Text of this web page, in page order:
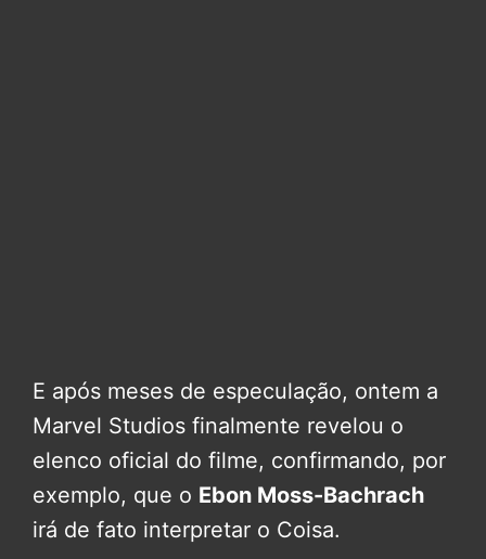
E após meses de especulação, ontem a
Marvel Studios finalmente revelou o
elenco oficial do filme, confirmando, por
exemplo, que o Ebon Moss-Bachrach
irá de fato interpretar o Coisa.